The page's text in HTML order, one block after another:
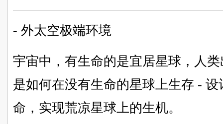
- 外太空极端环境
宇宙中，有生命的是宜居星球，人
是如何在没有生命的星球上生存 -
命，实现荒凉星球上的生机。